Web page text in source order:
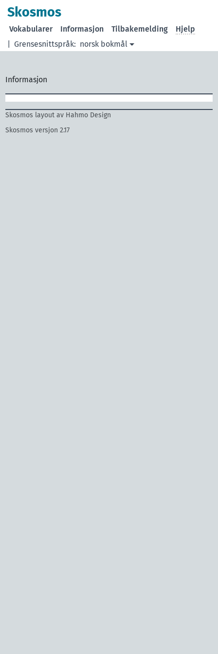
Skosmos
Grensesnittspråk: norsk bokmål
Vokabularer Informasjon Tilbakemelding Hjelp
Informasjon
Skosmos layout av Hahmo Design
Skosmos versjon 2.17